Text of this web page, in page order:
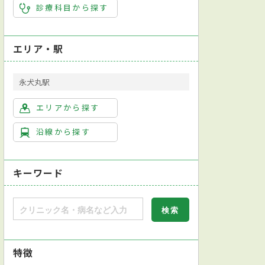
診療科目から探す
エリア・駅
永犬丸駅
エリアから探す
沿線から探す
キーワード
特徴